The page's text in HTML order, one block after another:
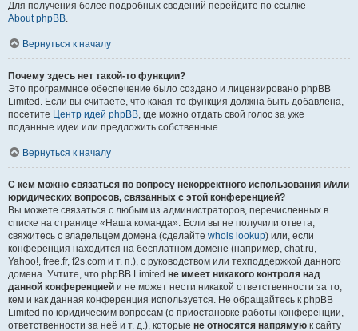
Для получения более подробных сведений перейдите по ссылке
About phpBB.
Вернуться к началу
Почему здесь нет такой-то функции?
Это программное обеспечение было создано и лицензировано phpBB
Limited. Если вы считаете, что какая-то функция должна быть добавлена,
посетите Центр идей phpBB, где можно отдать свой голос за уже
поданные идеи или предложить собственные.
Вернуться к началу
С кем можно связаться по вопросу некорректного использования и/или
юридических вопросов, связанных с этой конференцией?
Вы можете связаться с любым из администраторов, перечисленных в
списке на странице «Наша команда». Если вы не получили ответа,
свяжитесь с владельцем домена (сделайте whois lookup) или, если
конференция находится на бесплатном домене (например, chat.ru,
Yahoo!, free.fr, f2s.com и т. п.), с руководством или техподдержкой данного
домена. Учтите, что phpBB Limited не имеет никакого контроля над
данной конференцией и не может нести никакой ответственности за то,
кем и как данная конференция используется. Не обращайтесь к phpBB
Limited по юридическим вопросам (о приостановке работы конференции,
ответственности за неё и т. д.), которые не относятся напрямую к сайту